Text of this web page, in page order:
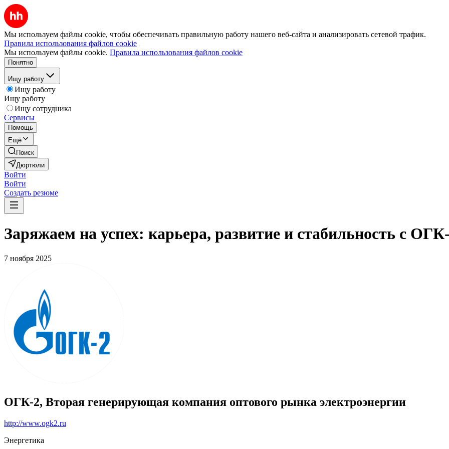
Мы используем файлы cookie, чтобы обеспечивать правильную работу нашего веб-сайта и анализировать сетевой трафик.
Правила использования файлов cookie
Мы используем файлы cookie. Правила использования файлов cookie
Понятно
Ищу работу
Ищу работу
Ищу работу
Ищу сотрудника
Сервисы
Помощь
Ещё
Поиск
Дюртюли
Войти
Войти
Создать резюме
Заряжаем на успех: карьера, развитие и стабильность c
7 ноября 2025
ОГК-2, Вторая генерирующая компания оптового рынка электроэнергии
http://www.ogk2.ru
Энергетика